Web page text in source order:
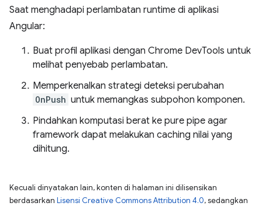
Saat menghadapi perlambatan runtime di aplikasi
Angular:
Buat profil aplikasi dengan Chrome DevTools untuk
melihat penyebab perlambatan.
Memperkenalkan strategi deteksi perubahan
OnPush untuk memangkas subpohon komponen.
Pindahkan komputasi berat ke pure pipe agar
framework dapat melakukan caching nilai yang
dihitung.
Kecuali dinyatakan lain, konten di halaman ini dilisensikan
berdasarkan Lisensi Creative Commons Attribution 4.0, sedangkan